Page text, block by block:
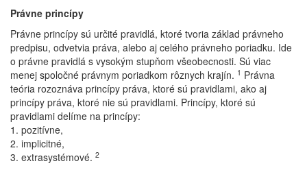
Právne princípy
Právne princípy sú určité pravidlá, ktoré tvoria základ právneho
predpisu, odvetvia práva, alebo aj celého právneho poriadku. Ide
o právne pravidlá s vysokým stupňom všeobecnosti. Sú viac
menej spoločné právnym poriadkom rôznych krajín. 1 Právna
teória rozoznáva princípy práva, ktoré sú pravidlami, ako aj
princípy práva, ktoré nie sú pravidlami. Princípy, ktoré sú
pravidlami delíme na princípy:
1. pozitívne,
2. implicitné,
3. extrasystémové. 2